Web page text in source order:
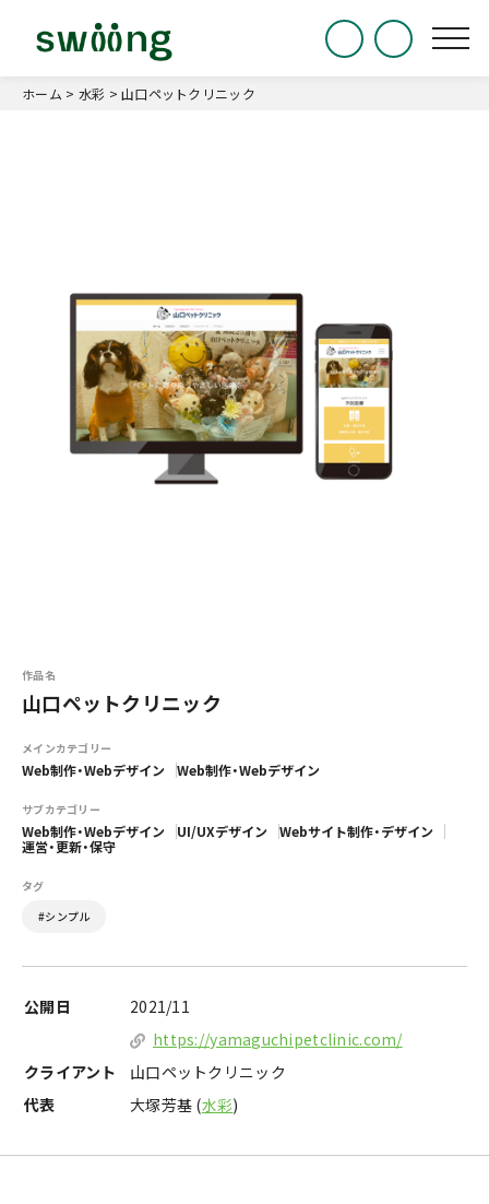
ホーム > 水彩 >山口ペットクリニック
作品名
山口ペットクリニック
メインカテゴリー
Web制作・Webデザイン Web制作・Webデザイン
サブカテゴリー
Web制作・Webデザイン UI/UXデザイン
Webサイト制作・デザイン
運営・更新・保守
タグ
#シンプル
公開日
2021/11
https://yamaguchipetclinic.com/
クライアント
山口ペットクリニック
代表
大塚芳基 (水彩)